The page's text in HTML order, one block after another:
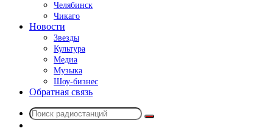
Челябинск
Чикаго
Новости
Звезды
Культура
Медиа
Музыка
Шоу-бизнес
Обратная связь
Поиск